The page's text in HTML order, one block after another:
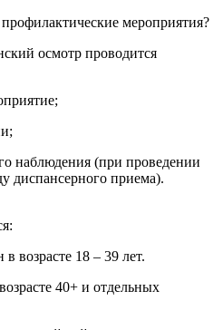
мероприятия?
осмотр проводится
наблюдения (при проведении
диспансерного приема).
возрасте 18 – 39 лет.
40+ и отдельных